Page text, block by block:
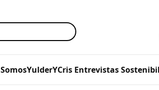
SomosYulderYCris Entrevistas